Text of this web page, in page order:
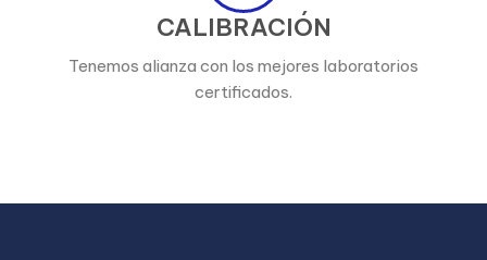
CALIBRACIÓN
Tenemos alianza con los mejores laboratorios
certificados.